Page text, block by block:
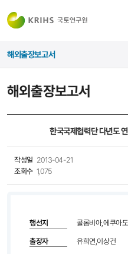
해외출장보고서
해외출장보고서
한국국제협력단 다년도
작성일 2013-04-21
조회수 1,075
행선지 콜롬비아,에쿠아
출장자 유희연,이상건